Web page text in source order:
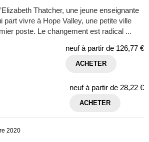
Thatcher, une jeune enseignante
part vivre à Hope Valley, une petite ville
poste. Le changement est radical ...
neuf à partir de 126,77 €
ACHETER
neuf à partir de 28,22 €
ACHETER
2020